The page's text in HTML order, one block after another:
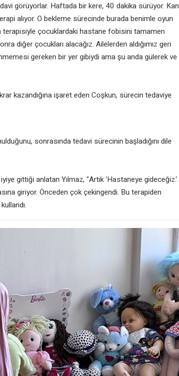
görüyorlar. Haftada bir kere, 40 dakika sürüyor. Kan
alıyor. O bekleme sürecinde burada benimle oyun
terapisiyle çocuklardaki hastane fobisini tamamen
diğer çocukları alacağız. Ailelerden aldığımız geri
gereken bir yer gibiydi ama şu anda gülerek ve
kazandığına işaret eden Coşkun, sürecin tedaviye
sonrasında tedavi sürecinin başladığını dile
gittiği anlatan Yılmaz, "Artık 'Hastaneye gideceğiz.'
giriyor. Önceden çok çekingendi. Bu terapiden